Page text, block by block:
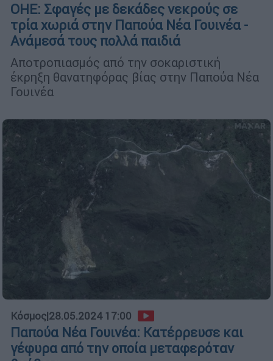
ΟΗΕ: Σφαγές με δεκάδες νεκρούς σε
τρία χωριά στην Παπούα Νέα Γουινέα -
Ανάμεσά τους πολλά παιδιά
Αποτροπιασμός από την σοκαριστική
έκρηξη θανατηφόρας βίας στην Παπούα Νέα
Γουινέα
Κόσμος|28.05.2024 17:00
Παπούα Νέα Γουινέα: Κατέρρευσε και
γέφυρα από την οποία μεταφερόταν